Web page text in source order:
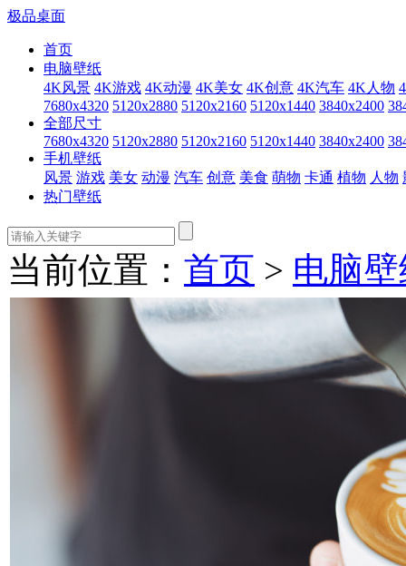
极品桌面
首页
电脑壁纸
4K风景 4K游戏 4K动漫 4K美女 4K创意 4K汽车 4K人物
7680x4320 5120x2880 5120x2160 5120x1440 3840x2400
全部尺寸
7680x4320 5120x2880 5120x2160 5120x1440 3840x2400
手机壁纸
风景 游戏 美女 动漫 汽车 创意 美食 萌物 卡通 植物 人物
热门壁纸
当前位置： 首页 > 电脑